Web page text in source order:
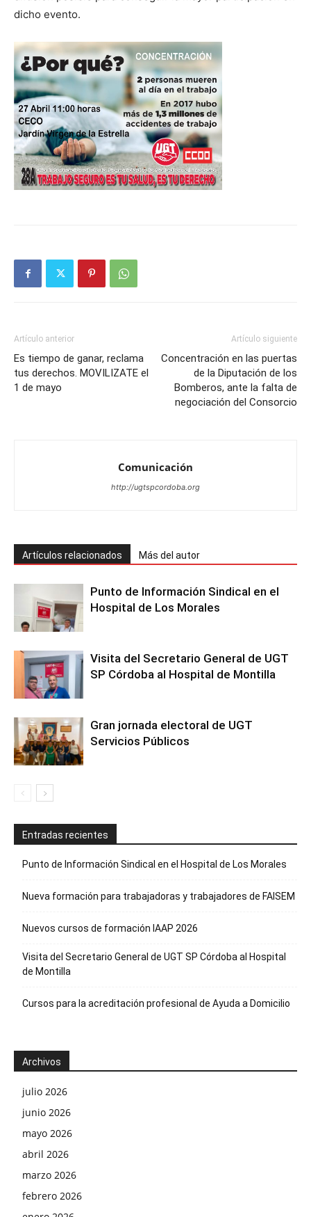
dicho evento.
Artículo anterior
Es tiempo de ganar, reclama
tus derechos. MOVILIZATE el
1 de mayo
Artículo siguiente
Concentración en las puertas
de la Diputación de los
Bomberos, ante la falta de
negociación del Consorcio
Comunicación
http://ugtspcordoba.org
Artículos relacionados Más del autor
Punto de Información Sindical en el
Hospital de Los Morales
Visita del Secretario General de UGT
SP Córdoba al Hospital de Montilla
Gran jornada electoral de UGT
Servicios Públicos
Entradas recientes
Punto de Información Sindical en el Hospital de Los Morales
Nueva formación para trabajadoras y trabajadores de FAISEM
Nuevos cursos de formación IAAP 2026
Visita del Secretario General de UGT SP Córdoba al Hospital
de Montilla
Cursos para la acreditación profesional de Ayuda a Domicilio
Archivos
julio 2026
junio 2026
mayo 2026
abril 2026
marzo 2026
febrero 2026